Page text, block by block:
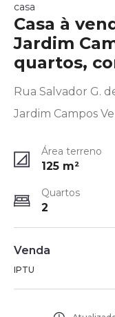
casa
Casa à
Jardim
quartos,
Rua Salvador G.
Jardim Campos
Área terreno
125 m²
Quartos
2
Venda
IPTU